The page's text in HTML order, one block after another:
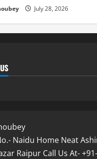
July 28, 2026
Naidu Home Neat
Raipur Call Us At-